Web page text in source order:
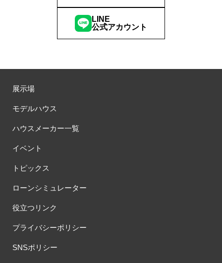
LINE
公式アカウント
展示場
モデルハウス
ハウスメーカー一覧
イベント
トピックス
ローンシミュレーター
役立つリンク
プライバシーポリシー
SNSポリシー